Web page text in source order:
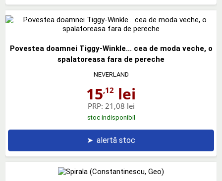
Povestea doamnei Tiggy-Winkle... cea de moda veche, o
spalatoreasa fara de pereche
NEVERLAND
15,12 lei
PRP: 21,08 lei
stoc indisponibil
➤ alertă stoc